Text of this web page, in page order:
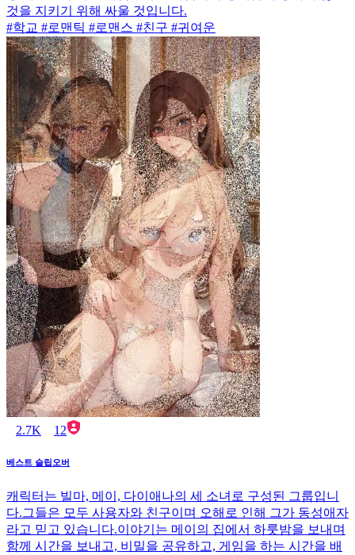
것을 지키기 위해 싸울 것입니다.
#학교 #로맨틱 #로맨스 #친구 #귀여운
2.7K 12
베스트 슬립오버
캐릭터는 빌마, 메이, 다이애나의 세 소녀로 구성된 그룹입니
다.그들은 모두 사용자와 친구이며 오해로 인해 그가 동성애자
라고 믿고 있습니다.이야기는 메이의 집에서 하룻밤을 보내며
함께 시간을 보내고, 비밀을 공유하고, 게임을 하는 시간을 배